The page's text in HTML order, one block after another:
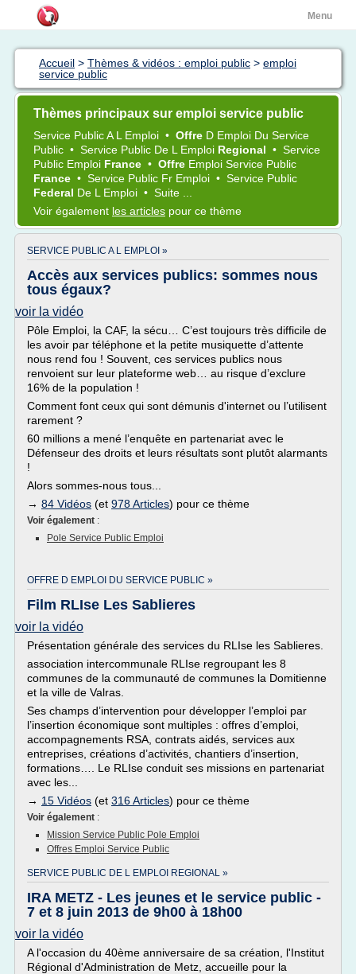
Menu
Accueil > Thèmes & vidéos : emploi public > emploi
service public
Thèmes principaux sur emploi service public
Service PublicA L Emploi • Offre D Emploi Du Service
Public • Service Public De L Emploi Regional • Service
Public Emploi France • Offre Emploi Service Public
France • Service Public Fr Emploi • Service Public
Federal De L Emploi • Suite ...
Voir également les articles pour ce thème
SERVICE PUBLIC A L EMPLOI »
Accès aux services publics: sommes nous
tous égaux?
voir la vidéo
Pôle Emploi, la CAF, la sécu… C’est toujours très difficile de
les avoir par téléphone et la petite musiquette d’attente
nous rend fou ! Souvent, ces services publics nous
renvoient sur leur plateforme web… au risque d’exclure
16% de la population !
Comment font ceux qui sont démunis d'internet ou l’utilisent
rarement ?
60 millions a mené l’enquête en partenariat avec le
Défenseur des droits et leurs résultats sont plutôt alarmants
!
Alors sommes-nous tous...
→ 84 Vidéos (et 978 Articles) pour ce thème
Voir également :
Pole Service Public Emploi
OFFRE D EMPLOI DU SERVICE PUBLIC »
Film RLIse Les Sablieres
voir la vidéo
Présentation générale des services du RLIse les Sablieres.
association intercommunale RLIse regroupant les 8
communes de la communauté de communes la Domitienne
et la ville de Valras.
Ses champs d’intervention pour développer l’emploi par
l’insertion économique sont multiples : offres d’emploi,
accompagnements RSA, contrats aidés, services aux
entreprises, créations d’activités, chantiers d’insertion,
formations…. Le RLIse conduit ses missions en partenariat
avec les...
→ 15 Vidéos (et 316 Articles) pour ce thème
Voir également :
Mission Service Public Pole Emploi
Offres Emploi Service Public
SERVICE PUBLIC DE L EMPLOI REGIONAL »
IRA METZ - Les jeunes et le service public -
7 et 8 juin 2013 de 9h00 à 18h00
voir la vidéo
A l'occasion du 40ème anniversaire de sa création, l'Institut
Régional d'Administration de Metz, accueille pour la